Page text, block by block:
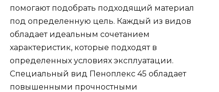
помогают подобрать подходящий материал
под определенную цель. Каждый из видов
обладает идеальным сочетанием
характеристик, которые подходят в
определенных условиях эксплуатации.
Специальный вид Пеноплекс 45 обладает
повышенными прочностными